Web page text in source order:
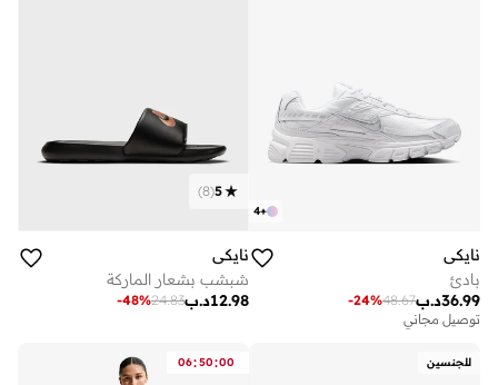
+
4
نايكي
بادئ
د.ب36.99
48.67
-24%
توصيل مجاني
5
(
8
)
نايكي
شبشب بشعار الماركة
د.ب12.98
24.83
-48%
للجنسين 06:50:00